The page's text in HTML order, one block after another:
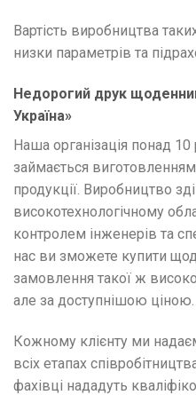
Вартість виробництва
низки параметрів та
Недорогий друк
Україна»
Наша організація понад
займається
продукції. Виробництво
високотехнологічному
контролем інженерів та
нас ви зможете купити
замовлення такої ж
але за доступнішою ціною.
Кожному клієнту ми
всіх етапах
фахівці нададуть